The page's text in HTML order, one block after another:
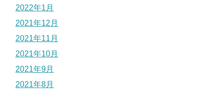
2022年1月
2021年12月
2021年11月
2021年10月
2021年9月
2021年8月